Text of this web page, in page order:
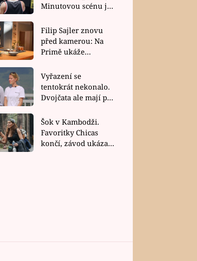
Minutovou scénu jel
Filip Sajler znovu
před kamerou: Na
Primě ukáže
rychlé recepty
Vyřazení se
tentokrát nekonalo.
Dvojčata ale mají po
závodu nůž na krku
Šok v Kambodži.
Favoritky Chicas
končí, závod ukázal